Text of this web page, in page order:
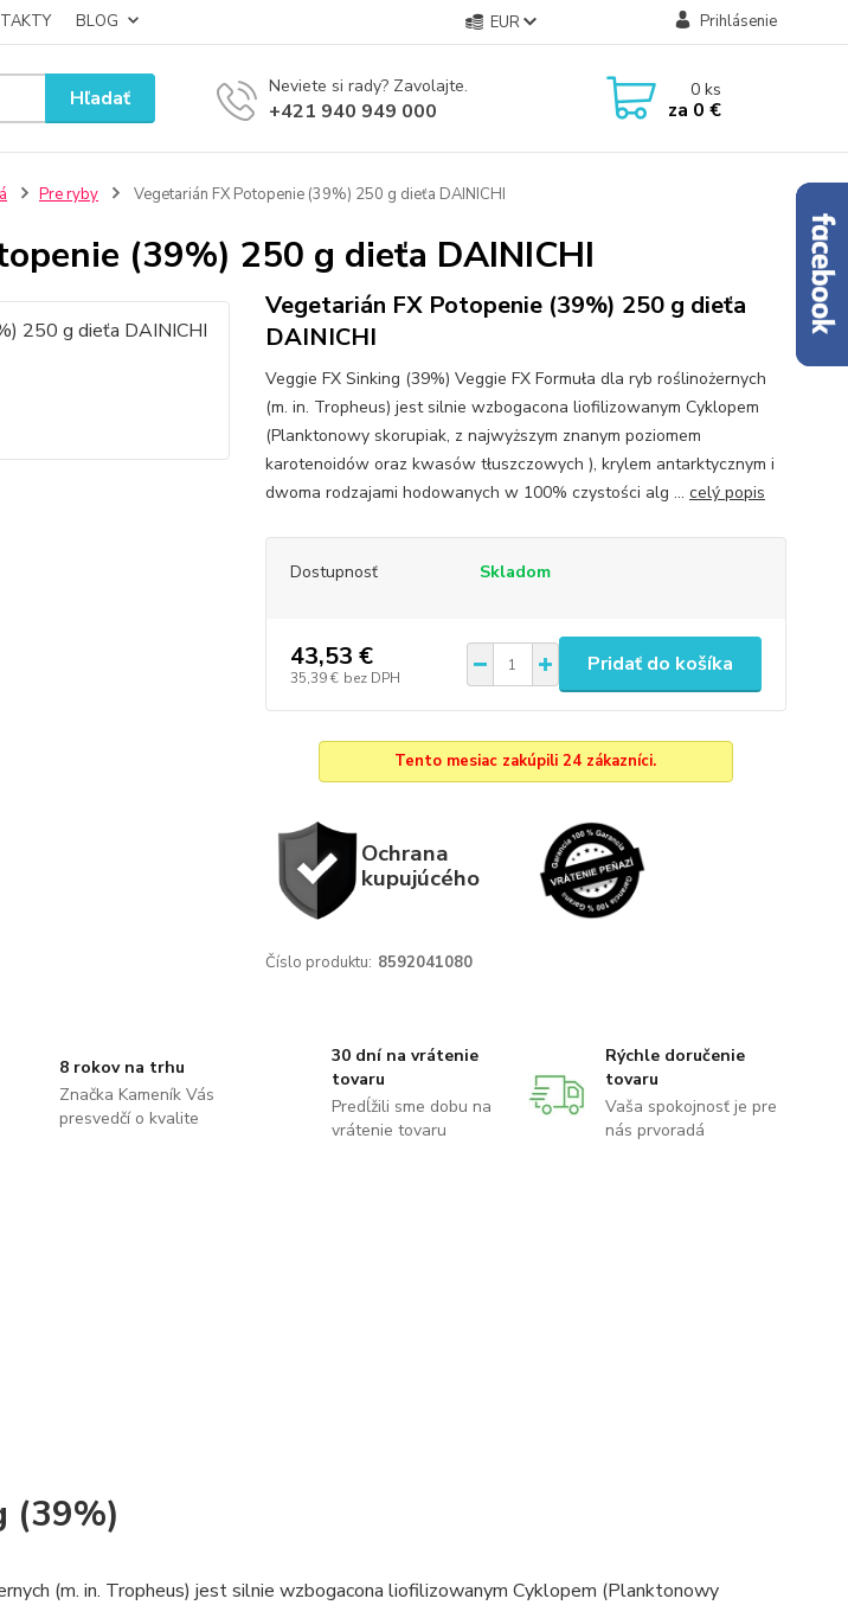
BLOG EUR Prihlásenie
Hľadať Neviete si rady? Zavolajte.
+421 940 949 000
0ks
za 0 €
Pre ryby Vegetarián FX Potopenie (39%) 250 g dieťa DAINICHI
(39%) 250 g dieťa DAINICHI
Vegetarián FX Potopenie (39%) 250 g dieťa
DAINICHI
Veggie FX Sinking (39%) Veggie FX Formuła dla ryb roślinożernych
(m. in. Tropheus) jest silnie wzbogacona liofilizowanym Cyklopem
(Planktonowy skorupiak, z najwyższym znanym poziomem
karotenoidów oraz kwasów tłuszczowych ), krylem antarktycznym i
dwoma rodzajami hodowanych w 100% czystości alg ... celý popis
Dostupnosť Skladom
43,53 €
35,39 € bez DPH
Pridať do košíka
Tento mesiac zakúpili 24 zákazníci.
Ochrana
kupujúcého
Číslo produktu: 8592041080
8 rokov na trhu
Značka Kameník Vás
presvedčí o kvalite
30 dní na vrátenie
tovaru
Predĺžili sme dobu na
vrátenie tovaru
Rýchle doručenie
tovaru
Vaša spokojnosť je pre
nás prvoradá
(39%)
(m. in. Tropheus) jest silnie wzbogacona liofilizowanym Cyklopem (Planktonowy